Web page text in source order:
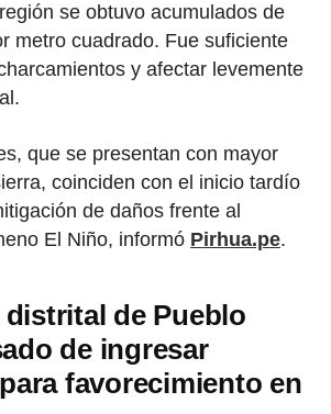
se obtuvo acumulados de
metro cuadrado. Fue suficiente
y afectar levemente
que se presentan con mayor
coinciden con el inicio tardío
de daños frente al
El Niño, informó Pirhua.pe.
distrital de Pueblo
de ingresar
favorecimiento en